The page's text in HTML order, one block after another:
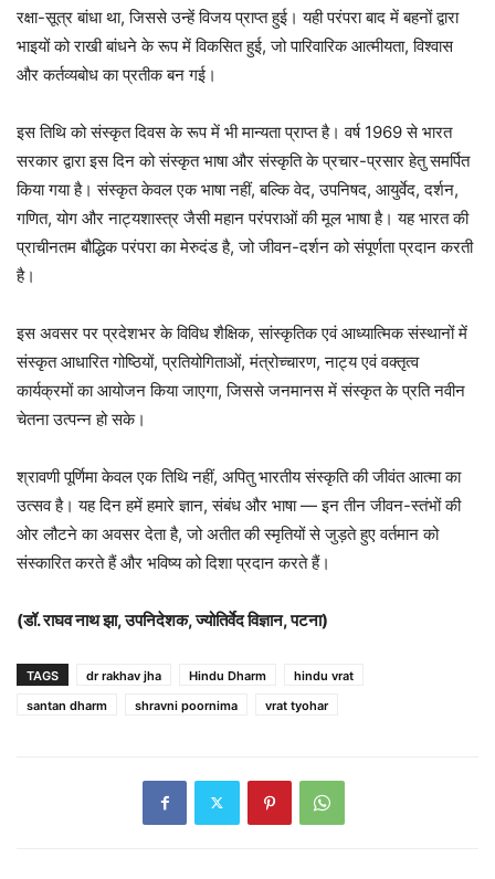
रक्षा-सूत्र बांधा था, जिससे उन्हें विजय प्राप्त हुई। यही परंपरा बाद में बहनों द्वारा
भाइयों को राखी बांधने के रूप में विकसित हुई, जो पारिवारिक आत्मीयता, विश्वास
और कर्तव्यबोध का प्रतीक बन गई।
इस तिथि को संस्कृत दिवस के रूप में भी मान्यता प्राप्त है। वर्ष 1969 से भारत
सरकार द्वारा इस दिन को संस्कृत भाषा और संस्कृति के प्रचार-प्रसार हेतु समर्पित
किया गया है। संस्कृत केवल एक भाषा नहीं, बल्कि वेद, उपनिषद, आयुर्वेद, दर्शन,
गणित, योग और नाट्यशास्त्र जैसी महान परंपराओं की मूल भाषा है। यह भारत की
प्राचीनतम बौद्धिक परंपरा का मेरुदंड है, जो जीवन-दर्शन को संपूर्णता प्रदान करती
है।
इस अवसर पर प्रदेशभर के विविध शैक्षिक, सांस्कृतिक एवं आध्यात्मिक संस्थानों में
संस्कृत आधारित गोष्ठियों, प्रतियोगिताओं, मंत्रोच्चारण, नाट्य एवं वक्तृत्व
कार्यक्रमों का आयोजन किया जाएगा, जिससे जनमानस में संस्कृत के प्रति नवीन
चेतना उत्पन्न हो सके।
श्रावणी पूर्णिमा केवल एक तिथि नहीं, अपितु भारतीय संस्कृति की जीवंत आत्मा का
उत्सव है। यह दिन हमें हमारे ज्ञान, संबंध और भाषा — इन तीन जीवन-स्तंभों की
ओर लौटने का अवसर देता है, जो अतीत की स्मृतियों से जुड़ते हुए वर्तमान को
संस्कारित करते हैं और भविष्य को दिशा प्रदान करते हैं।
(डॉ. राघव नाथ झा, उपनिदेशक, ज्योतिर्वेद विज्ञान, पटना)
TAGS dr rakhav jha Hindu Dharm
hindu vrat
santan dharm
shravni poornima vrat tyohar